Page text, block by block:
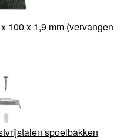
100 x 1,9 mm (vervangen
spoelbakken